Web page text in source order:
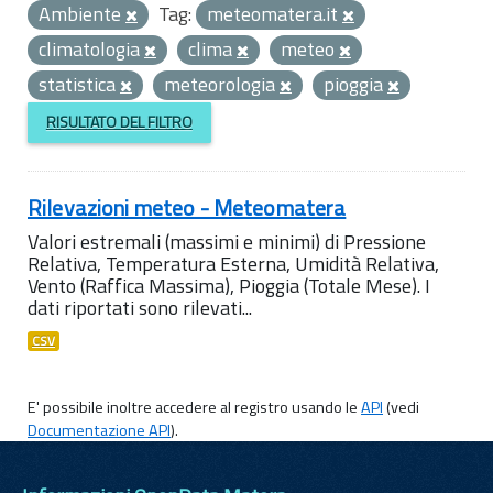
Ambiente
Tag: meteomatera.it
climatologia
clima
meteo
statistica
meteorologia pioggia
RISULTATO DEL FILTRO
Rilevazioni meteo - Meteomatera
Valori estremali (massimi e minimi) di Pressione
Relativa, Temperatura Esterna, Umidità Relativa,
Vento (Raffica Massima), Pioggia (Totale Mese). I
dati riportati sono rilevati...
CSV
E' possibile inoltre accedere al registro usando leAPI(vedi
Documentazione API).